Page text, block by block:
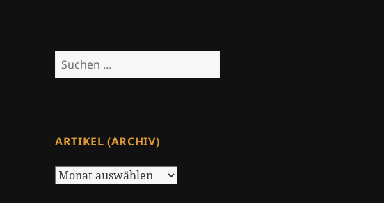
Suchen
nach:
ARTIKEL (ARCHIV)
Artikel